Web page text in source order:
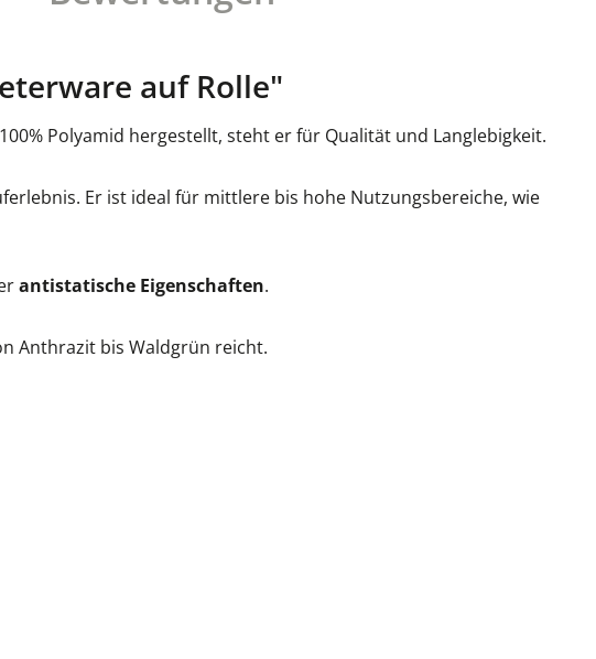
auf Rolle"
Polyamid hergestellt, steht er für Qualität und Langlebigkeit.
Er ist ideal für mittlere bis hohe Nutzungsbereiche, wie
antistatische Eigenschaften.
Anthrazit bis Waldgrün reicht.